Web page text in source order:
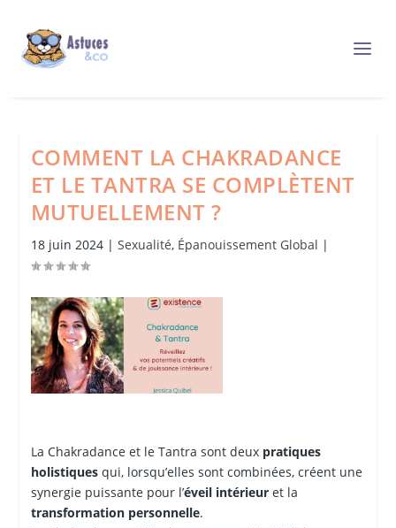
COMMENT LA CHAKRADANCE
ET LE TANTRA SE COMPLÈTENT
MUTUELLEMENT ?
18 juin 2024| Sexualité, Épanouissement Global |
La Chakradance et le Tantra sont deux pratiques
holistiquesqui, lorsqu’elles sont combinées, créent une
synergie puissante pour l’éveil intérieur et la
transformation personnelle.